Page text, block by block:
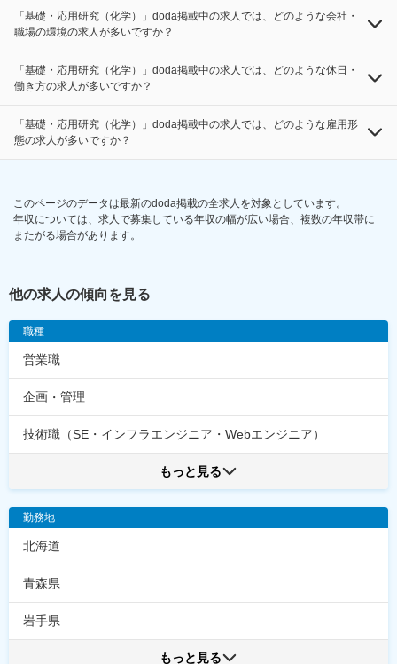
「基礎・応用研究（化学）」doda掲載中の求人では、どのような会社・
職場の環境の求人が多いですか？
「基礎・応用研究（化学）」doda掲載中の求人では、どのような休日・
働き方の求人が多いですか？
「基礎・応用研究（化学）」doda掲載中の求人では、どのような雇用形
態の求人が多いですか？
このページのデータは最新のdoda掲載の全求人を対象としています。
年収については、求人で募集している年収の幅が広い場合、複数の年収帯に
またがる場合があります。
他の求人の傾向を見る
職種
営業職
企画・管理
技術職（SE・インフラエンジニア・Webエンジニア）
もっと見る
勤務地
北海道
青森県
岩手県
もっと見る